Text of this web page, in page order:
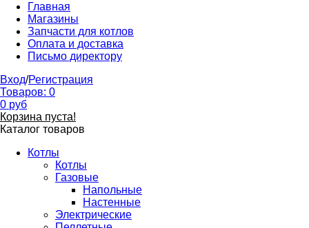
Главная
Магазины
Запчасти для котлов
Оплата и доставка
Письмо директору
Вход/Регистрация
Товаров: 0
0 руб
Корзина пуста!
Каталог товаров
Котлы
Котлы
Газовые
Напольные
Настенные
Электрические